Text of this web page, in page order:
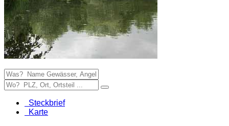
Steckbrief
Karte